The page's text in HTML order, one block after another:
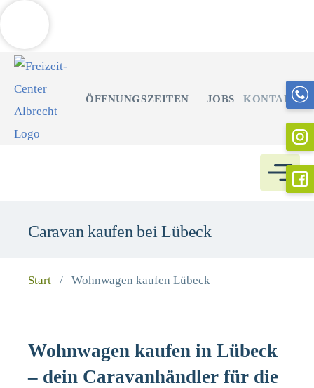
Zum
Inhalt
springen
ÖFFNUNGSZEITEN JOBS KONTAKT
Caravan kaufen bei Lübeck
Start / Wohnwagen kaufen Lübeck
Wohnwagen kaufen in Lübeck
– dein Caravanhändler für die